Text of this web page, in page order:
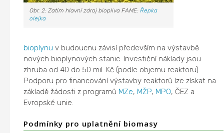
Obr. 2: Zatím hlavní zdroj biopliva FAME:Řepka
olejka
bioplynu v budoucnu závisí především na výstavbě
nových bioplynových stanic. Investiční náklady jsou
zhruba od 40 do 50 mil. Kč (podle objemu reaktoru).
Podporu pro financování výstavby reaktorů lze získat na
základě žádosti z programů MZe, MŽP, MPO, ČEZ a
Evropské unie.
Podmínky pro uplatnění biomasy